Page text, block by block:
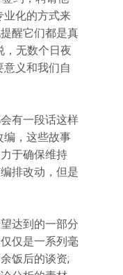
业化的方式来
醒它们都是真
，无数个日夜
意义和我们自
有一段话这样
编，这些故事
于确保维持
排改动，但是
达到的一部分
仅是一系列毫
饭后的谈资;